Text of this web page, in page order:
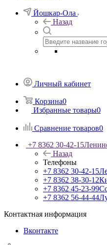
Йошкар-Ола
Назад
Личный кабинет
Корзина0
Избранные товары0
Сравнение товаров0
+7 8362 30-42-15
Назад
Телефоны
+7 8362 30-42-15
+7 8362 38-30-12
+7 8362 45-23-99
+7 8362 56-44-44
Контактная информация
Вконтакте